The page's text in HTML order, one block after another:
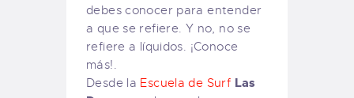
debes conocer para entender
a que se refiere. Y no, no se
refiere a líquidos. ¡Conoce
más!.
Desde la Escuela de Surf Las